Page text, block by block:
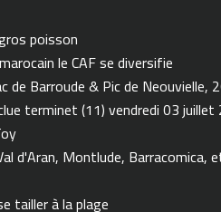
poisson
le CAF se diversifie
de Barroude & Pic de Neouvielle,
terminet (11) vendredi 03 juillet
d'Aran, Montlude, Barracomica,
tailler à la plage